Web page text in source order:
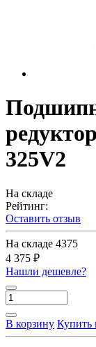
325V2
На складе
Рейтинг:
Оставить отзыв
На складе 4375
4 375 ₽
Нашли дешевле?
В корзину Купить